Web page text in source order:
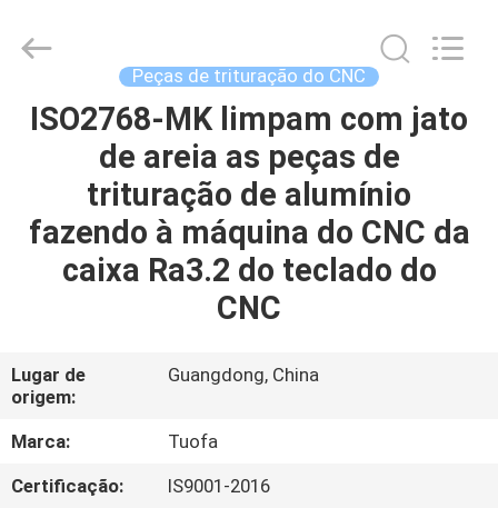
PARA
PRODUTOS
VISITA
À
FÁBRICA
Tuofa
Technology
Reserved.
Peças de trituração do CNC
ISO2768-MK limpam com jato
de areia as peças de
trituração de alumínio
fazendo à máquina do CNC da
caixa Ra3.2 do teclado do
CNC
Lugar de
origem:
Guangdong, China
Marca:
Tuofa
Certificação:
IS9001-2016